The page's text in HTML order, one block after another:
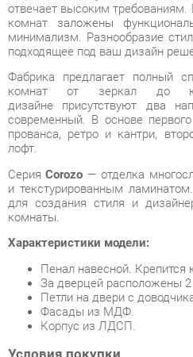
Фабрика предлагает полный
комнат от зеркал до
дизайне присутствуют два
современный. В основе первого
прованса, ретро и кантри,
лофт.
СерияCorozo— отделка
и текстурированным ламинатом.
для создания стиля и
комнаты.
Характеристики модели:
Пенал навесной. Крепится к
За дверцей расположены 2
Фасады из МДФ.
Условия покупки
Благодаря качественным фото,
о характеристиках и параметрах,
покупателей маркетплэйса
товар «Пенал навесной Corozo